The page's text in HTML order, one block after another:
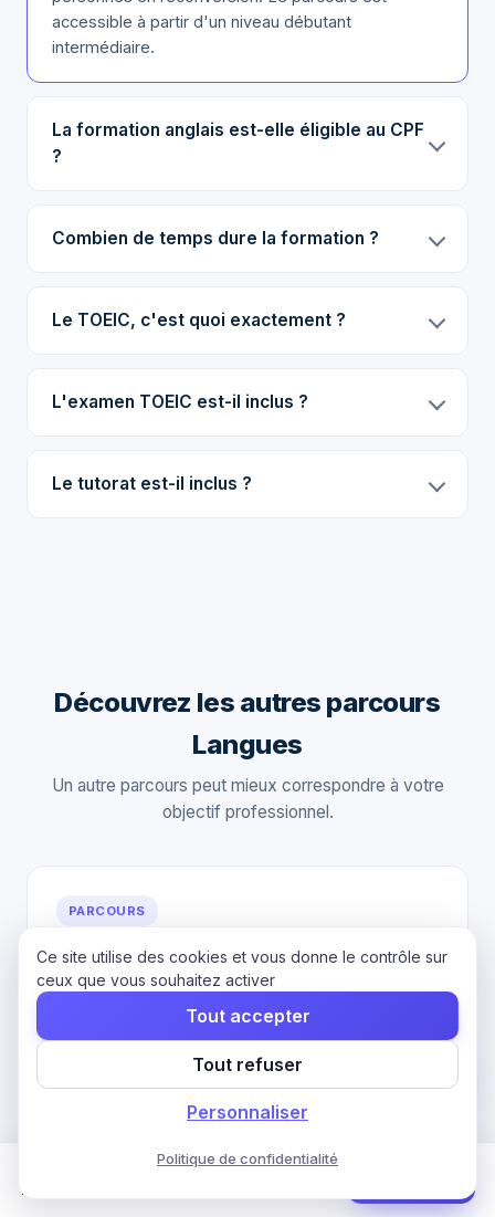
accessible à partir d'un niveau débutant
intermédiaire.
La formation anglais est-elle éligible au CPF
?
Combien de temps dure la formation ?
Le TOEIC, c'est quoi exactement ?
L'examen TOEIC est-il inclus ?
Le tutorat est-il inclus ?
Découvrez les autres parcours
Langues
Un autre parcours peut mieux correspondre à votre
objectif professionnel.
PARCOURS
Espagnol — CLOE
Préparez et passez le CLOE Espagnol, certification
CCI France reconnue par France Compétences.
Voir le parcours
PARCOURS
Formation Anglais — TOEIC
75 h · 4 mois · CPF
Ce site utilise des cookies et vous donne le contrôle sur
ceux que vous souhaitez activer
Tout accepter
Tout refuser
Personnaliser
Politique de confidentialité